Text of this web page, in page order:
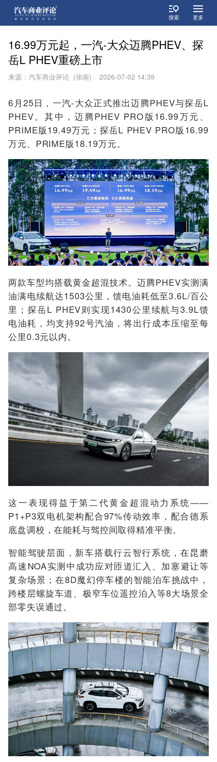
搜索 更多
16.99万元起，一汽-大众迈腾PHEV、探
岳L PHEV重磅上市
来源：汽车商业评论 (张南) 2026-07-02 14:39
6月25日，一汽-大众正式推出迈腾PHEV与探岳L
PHEV。其中，迈腾PHEV PRO版16.99万元、
PRIME版19.49万元；探岳L PHEV PRO版16.99
万元、PRIME版18.19万元。
两款车型均搭载黄金超混技术。迈腾PHEV实测满
油满电续航达1503公里，馈电油耗低至3.6L/百公
里；探岳L PHEV则实现1430公里续航与3.9L馈
电油耗，均支持92号汽油，将出行成本压缩至每
公里0.3元以内。
这一表现得益于第二代黄金超混动力系统——
P1+P3双电机架构配合97%传动效率，配合德系
底盘调校，在能耗与驾控间取得精准平衡。
智能驾驶层面，新车搭载行云智行系统 ，在昆磨
高速NOA实测中成功应对匝道汇入、加塞避让等
复杂场景；在8D魔幻停车楼的智能泊车挑战中，
跨楼层螺旋车道、极窄车位遥控泊入等8大场景全
部零失误通过。